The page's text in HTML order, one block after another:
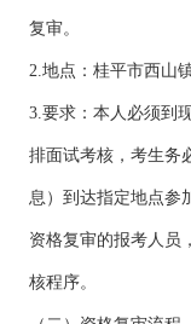
复审。
2.地点：桂平市西山
3.要求：本人必须到
排面试考核，考生务
息）到达指定地点参
资格复审的报考人员
核程序。